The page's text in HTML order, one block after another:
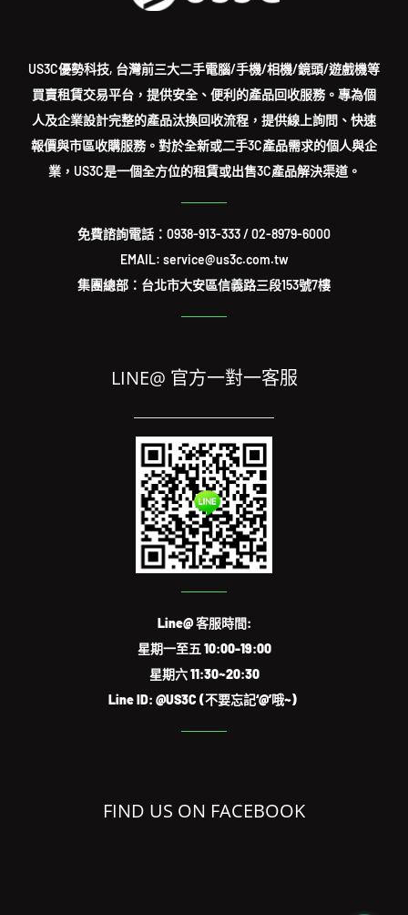
US3C優勢科技, 台灣前三大二手電腦/手機/相機/鏡頭/遊戲機等
買賣租賃交易平台，提供安全、便利的產品回收服務。專為個
人及企業設計完整的產品汰換回收流程，提供線上詢問、快速
報價與市區收購服務。對於全新或二手3C產品需求的個人與企
業，US3C是一個全方位的租賃或出售3C產品解決渠道。
免費諮詢電話： 0938-913-333/02-8979-6000
EMAIL: service@us3c.com.tw
集團總部：台北市大安區信義路三段153號7樓
LINE@ 官方一對一客服
Line@ 客服時間:
星期一至五 10:00-19:00
星期六 11:30~20:30
Line ID: @US3C (不要忘記‘@’哦~)
FIND US ON FACEBOOK